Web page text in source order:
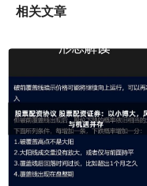
相关文章